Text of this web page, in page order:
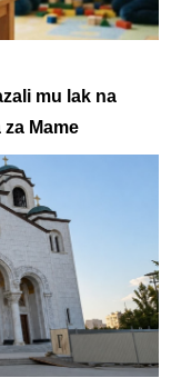
mu lak na
Mame